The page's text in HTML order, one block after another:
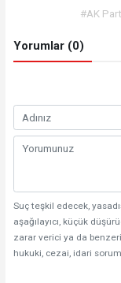
#AK
Yorumlar (0)
Suç teşkil edecek,
aşağılayıcı, küçük
zarar verici ya da
hukuki, cezai, idari